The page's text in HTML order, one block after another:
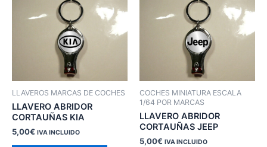
LLAVEROS MARCAS DE COCHES
LLAVERO ABRIDOR
CORTAUÑAS KIA
5,00€ IVA INCLUIDO
COCHES MINIATURA ESCALA
1/64 POR MARCAS
LLAVERO ABRIDOR
CORTAUÑAS JEEP
5,00€ IVA INCLUIDO